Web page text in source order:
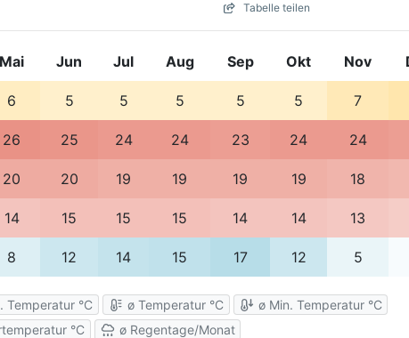
Tabelle teilen
Mai Jun Jul Aug Sep Okt Nov
6 5 5 5 5 5 7
26 25 24 24 23 24 24
20 20 19 19 19 19 18
14 15 15 15 14 14 13
8 12 14 15 17 12 5
Temperatur °C ø Temperatur °C
ø Min. Temperatur °C
°C
ø Regentage/Monat